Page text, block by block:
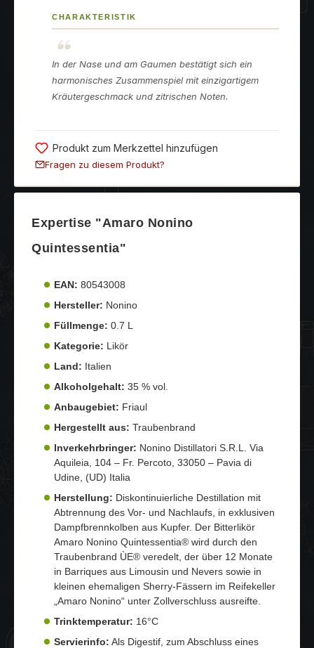
CHARAKTERISTIK
In der Nase und am Gaumen bestätigt sich ein
harmonisches Zusammenspiel mit einzigartigem
Kräutergeschmack und zitrischen Noten.
Produkt zum Merkzettel hinzufügen
Fragen zu diesem Produkt?
Expertise "Amaro Nonino
Quintessentia"
EAN: 80543008
Hersteller: Nonino
Füllmenge: 0.7 L
Kategorie: Likör
Land: Italien
Alkoholgehalt: 35 % vol.
Anbaugebiet: Friaul
Hergestellt aus: Traubenbrand
Inverkehrbringer: Nonino Distillatori S.R.L. Via
Aquileia, 104 – Fr. Percoto, 33050 – Pavia di
Udine, (UD) Italia
Herstellung: Diskontinuierliche Destillation mit
Abtrennung des Vor- und Nachlaufs, in exklusiven
Dampfbrennkolben aus Kupfer. Der Bitterlikör
Amaro Nonino Quintessentia® wird durch den
Traubenbrand ÙE® veredelt, der über 12 Monate
in Barriques aus Limousin und Nevers sowie in
kleinen ehemaligen Sherry-Fässern im Reifekeller
„Amaro Nonino“ unter Zollverschluss ausreifte.
Trinktemperatur: 16°C
Servierinfo: Als Digestif, zum Abschluss eines